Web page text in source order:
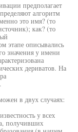
предполагает
алгоритм
это имя? (то
как? (то
этапе описывались
значения у имени
дериватов. На
в двух случаях:
у всех
получивших